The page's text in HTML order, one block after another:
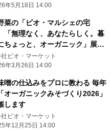
年5月18日 14:00
菜の「ビオ・マルシェの宅
「無理なく、あなたらしく。暮
ちょっと、オーガニック」展を
ビオ・マーケット
年3月26日 14:00
噌の仕込みをプロに教わる 毎年
オーガニックみそづくり2026」
します
ビオ・マーケット
年12月25日 14:00